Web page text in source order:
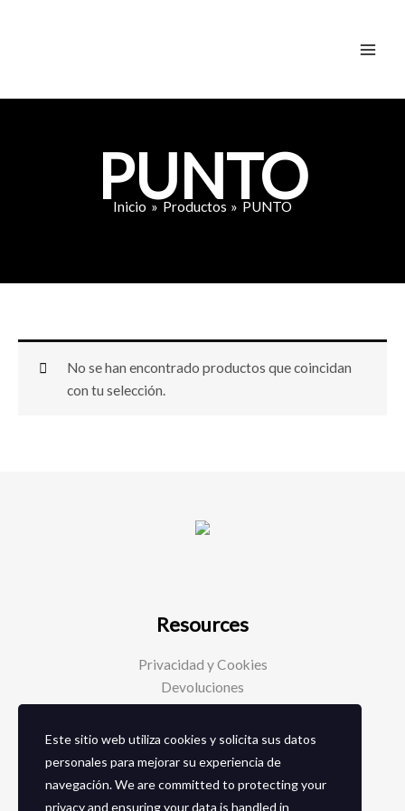
PUNTO
Inicio Productos PUNTO
No se han encontrado productos que coincidan
con tu selección.
Resources
Privacidad y Cookies
Devoluciones
Social Media
Facebook
Este sitio web utiliza cookies y solicita sus datos
personales para mejorar su experiencia de
navegación. We are committed to protecting your
privacy and ensuring your data is handled in